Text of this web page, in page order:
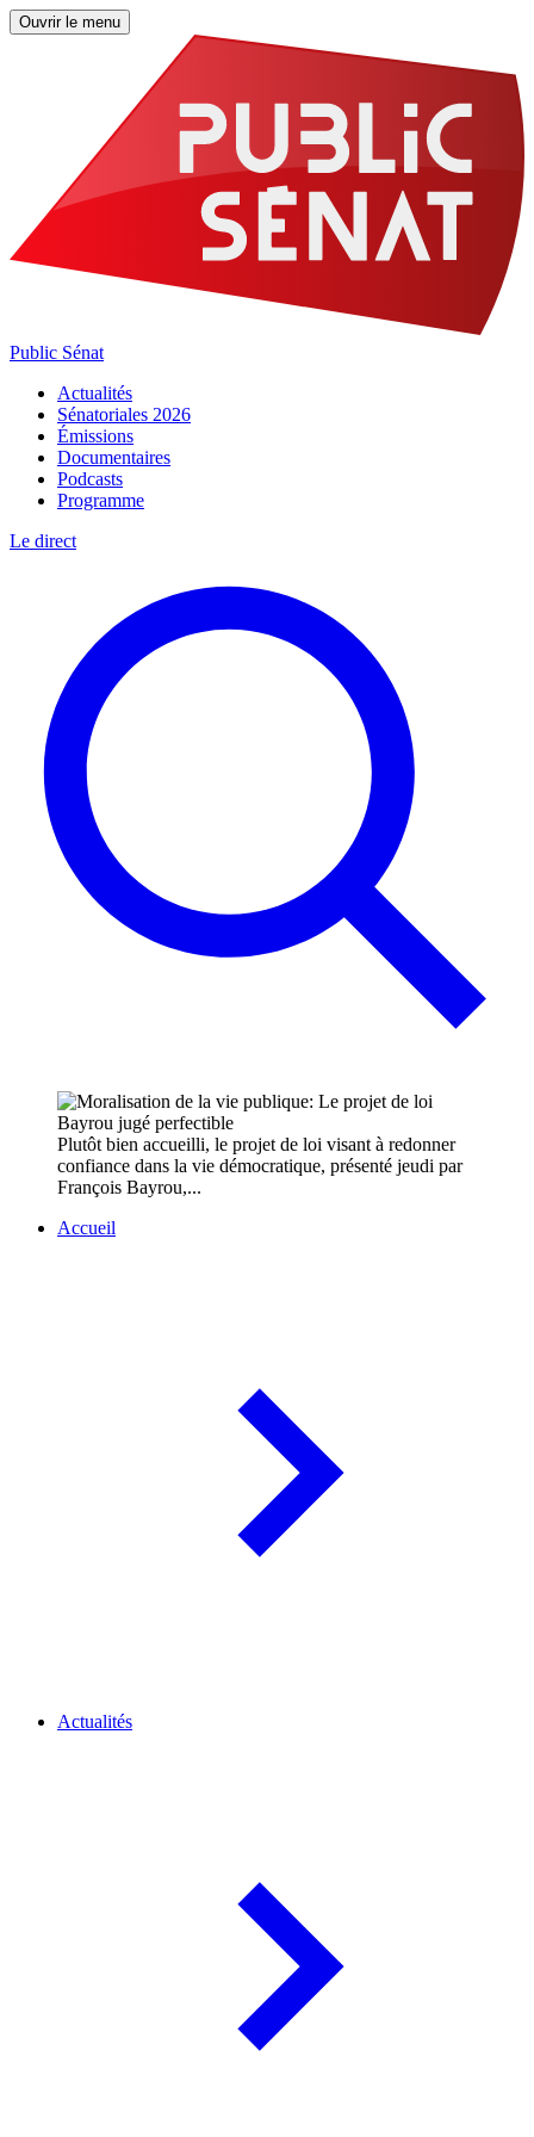
Ouvrir le menu
Public Sénat
Actualités
Sénatoriales 2026
Émissions
Documentaires
Podcasts
Programme
Le direct
Plutôt bien accueilli, le projet de loi visant à redonner
confiance dans la vie démocratique, présenté jeudi par
François Bayrou,...
Accueil
Actualités